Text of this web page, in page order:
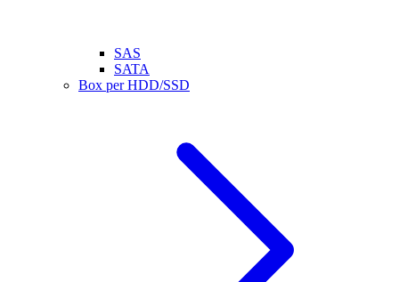
SAS
SATA
Box per HDD/SSD